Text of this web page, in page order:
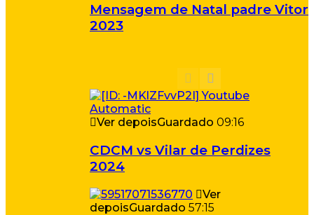
Mensagem de Natal padre Vitor
2023
Ver depoisGuardado 09:16
CDCM vs Vilar de Perdizes
2024
Ver
depoisGuardado 57:15